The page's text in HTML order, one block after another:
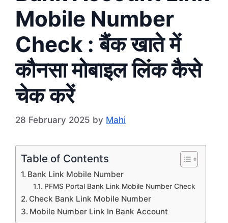
Mobile Number
Check : बैंक खाते में
कौनसा मोबाइल लिंक कैसे
चेक करें
28 February 2025 by Mahi
Table of Contents
Bank Link Mobile Number
PFMS Portal Bank Link Mobile Number Check
Check Bank Link Mobile Number
Mobile Number Link In Bank Account